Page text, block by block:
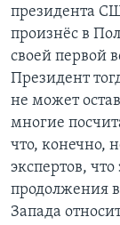
президента
произнёс в
своей первой
Президент
не может
многие
что, конечно,
экспертов,
продолжения
Запада